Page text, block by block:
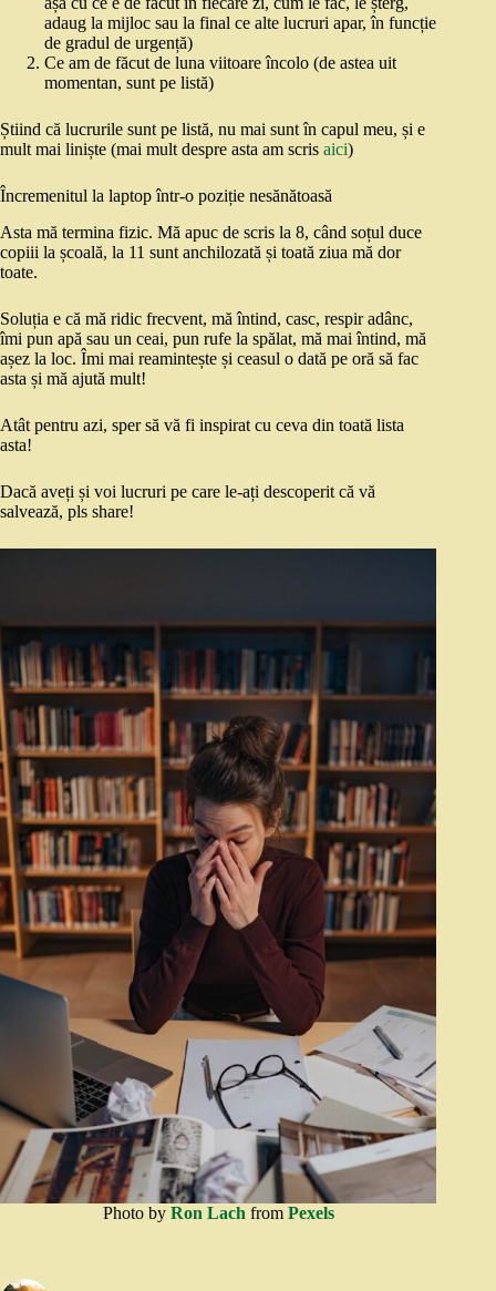
adaug la mijloc sau la final ce alte lucruri apar, în funcție
de gradul de urgență)
Ce am de făcut de luna viitoare încolo (de astea uit
momentan, sunt pe listă)
Știind că lucrurile sunt pe listă, nu mai sunt în capul meu, și e
mult mai liniște (mai mult despre asta am scris aici)
Încremenitul la laptop într-o poziție nesănătoasă
Asta mă termina fizic. Mă apuc de scris la 8, când soțul duce
copiii la școală, la 11 sunt anchilozată și toată ziua mă dor
toate.
Soluția e că mă ridic frecvent, mă întind, casc, respir adânc,
îmi pun apă sau un ceai, pun rufe la spălat, mă mai întind, mă
așez la loc. Îmi mai reamintește și ceasul o dată pe oră să fac
asta și mă ajută mult!
Atât pentru azi, sper să vă fi inspirat cu ceva din toată lista
asta!
Dacă aveți și voi lucruri pe care le-ați descoperit că vă
salvează, pls share!
Photo by Ron Lach from Pexels